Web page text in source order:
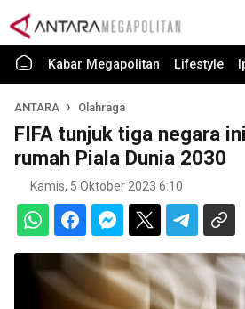
Kabar Megapolitan Lifestyle
ANTARA Olahraga
FIFA tunjuk tiga negara
rumah Piala Dunia 2030
Kamis, 5 Oktober 2023 6:10